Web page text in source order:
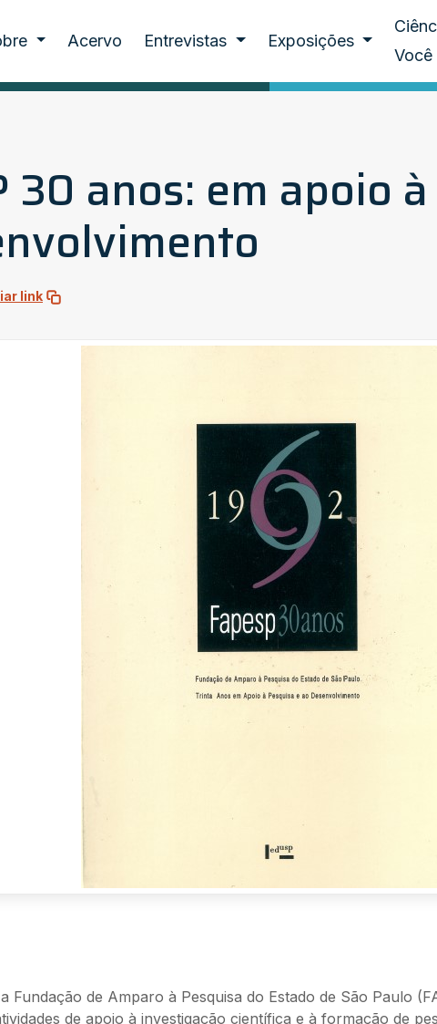
Acervo Entrevistas Exposições
Você
30 anos: em apoio
link
a Fundação de Amparo à Pesquisa do Estado de São Paulo
de apoio à investigação científica e à formação de